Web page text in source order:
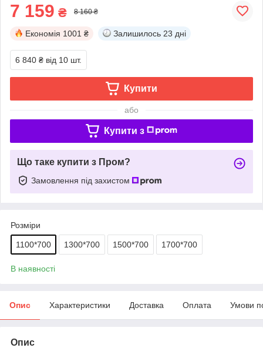
7 159 ₴ 8 160 ₴
Економія 1001 ₴ Залишилось 23 дні
6 840 ₴ від 10 шт.
Купити
або
Купити з
Що таке купити з Пром?
Замовлення під захистом
Розміри
1100*700 1300*700 1500*700 1700*700
В наявності
Опис Характеристики Доставка Оплата Умови
Опис